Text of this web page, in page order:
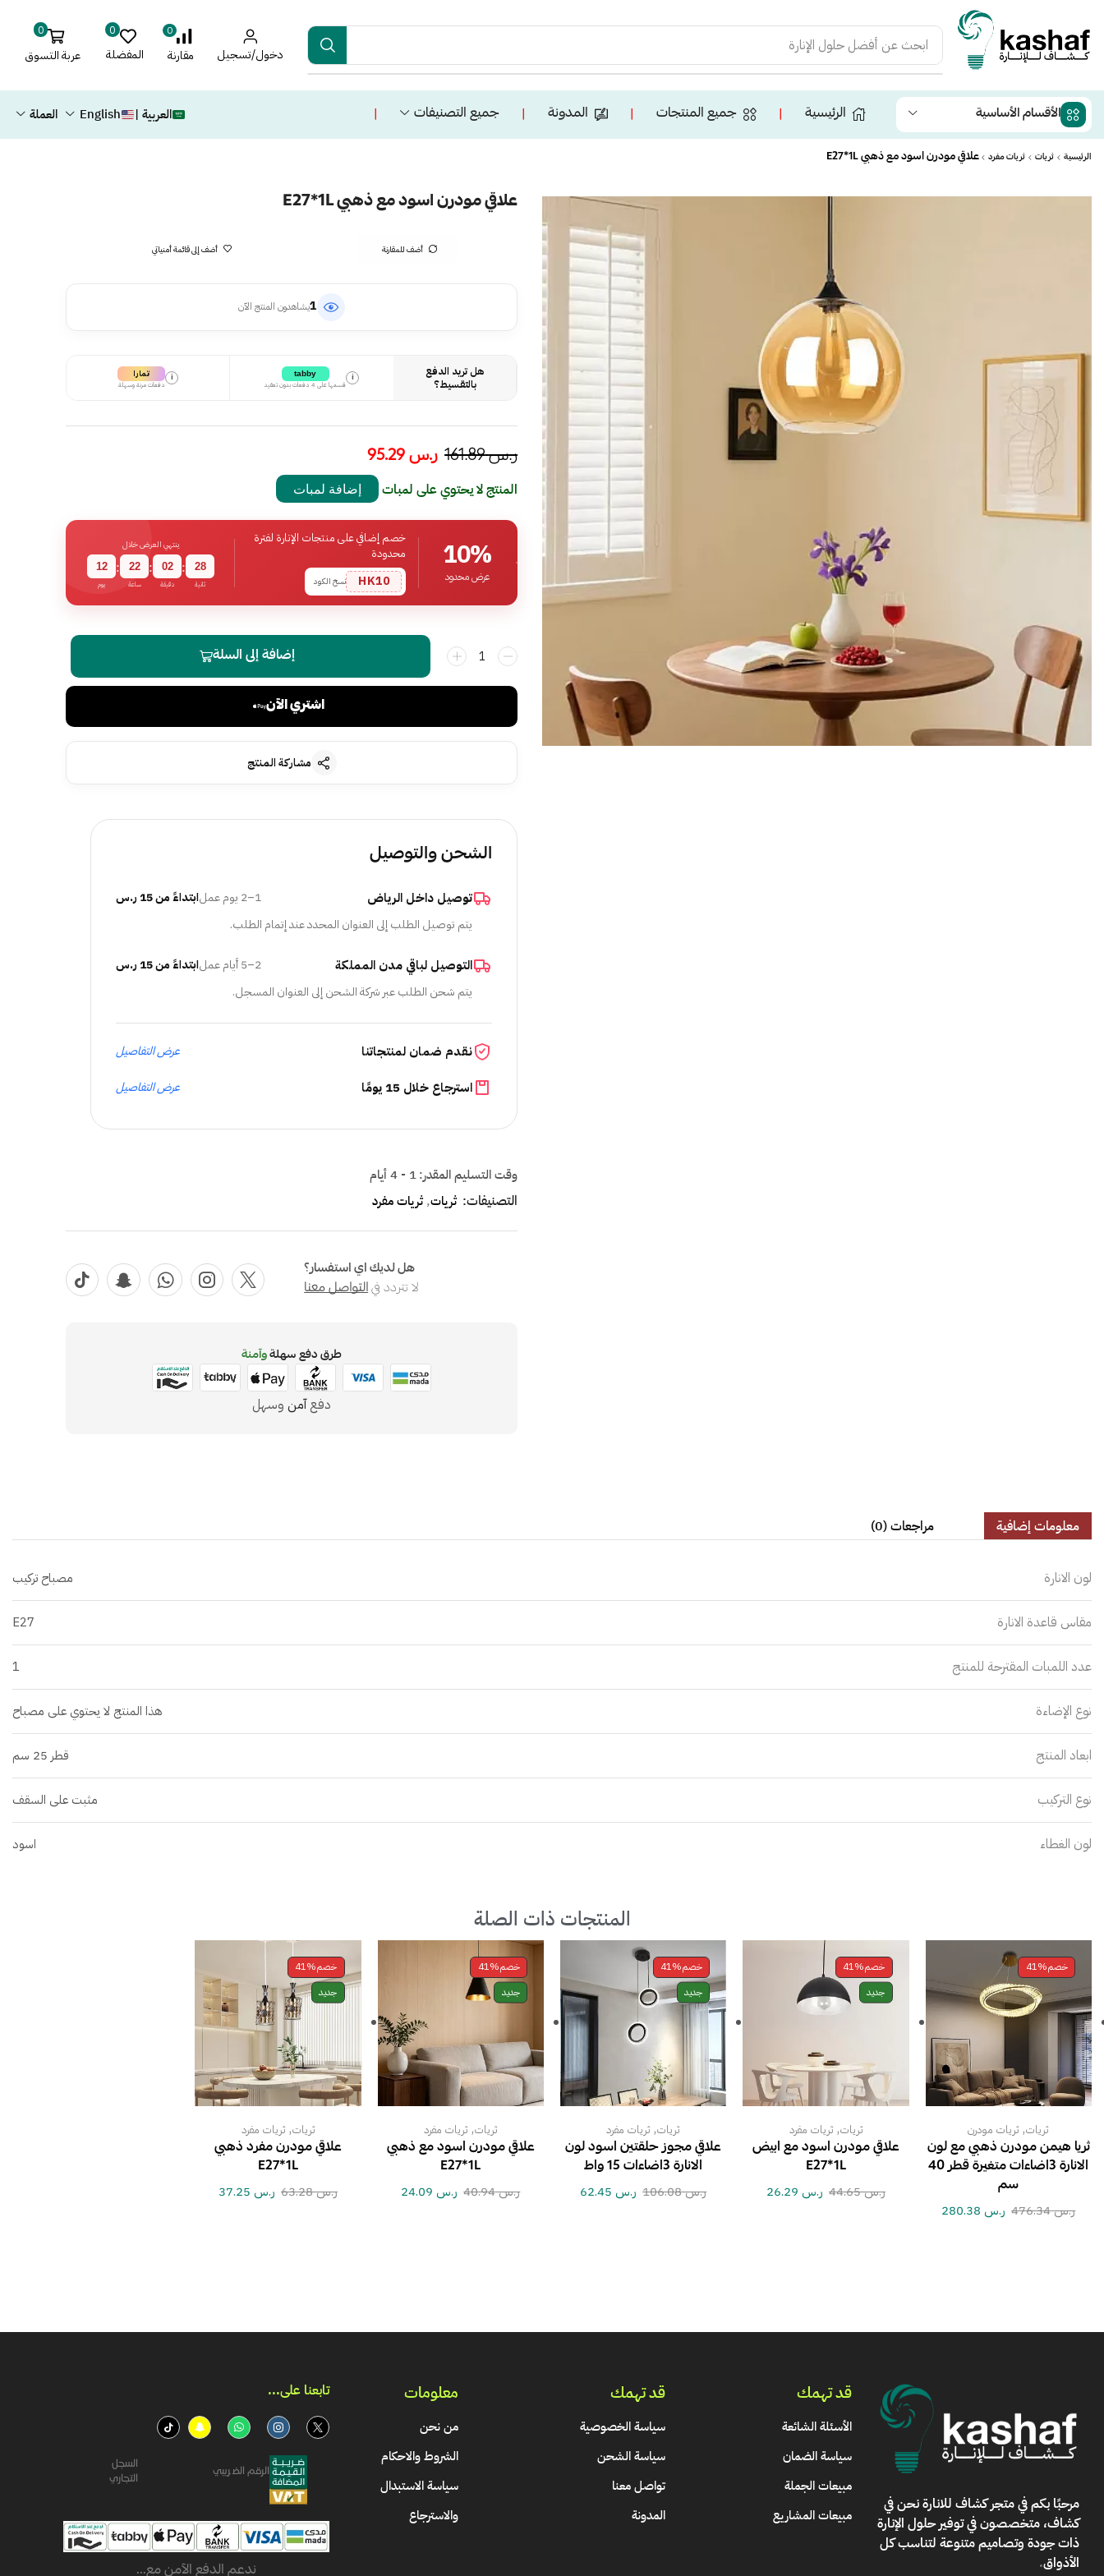
ابحث عن أفضل حلول الإنارة دخول/تسجيل
0
مقارنة
0
المفضلة
0
عربة التسوق
الأقسام الأساسية الرئيسية ❘ جميع المنتجات ❘ المدونة ❘ جميع التصنيفات ❘ العربية | English العملة
الرئيسية ثريات ثريات مفرد علاقي مودرن اسود مع ذهبي E27*1L
علاقي مودرن اسود مع ذهبي E27*1L
أضف للمقارنة أضف إلى قائمة أمنياتي
1يشاهدون المنتج الآن
هل تريد الدفع
بالتقسيط؟
i
tabby
قسمها على 4 دفعات بدون تعقيد
i تمارا
دفعات مرنة وسهلة
ر.س161.89 ر.س95.29
المنتج لا يحتوي على لمبات إضافة لمبات
10%
عرض محدود
خصم إضافي على منتجات الإنارة لفترة
محدودة
HK10 نسخ الكود
ينتهي العرض خلال
12
يوم
: 22
ساعة
: 02
دقيقة
: 27
ثانية
إضافة إلى السلة
اشتري الآن
مشاركة المنتج
الشحن والتوصيل
توصيل داخل الرياض 1–2 يوم عمل
ابتداءً من 15 ر.س
يتم توصيل الطلب إلى العنوان المحدد عند إتمام الطلب.
التوصيل لباقي مدن المملكة 2–5 أيام عمل
ابتداءً من 15 ر.س
يتم شحن الطلب عبر شركة الشحن إلى العنوان المسجل.
نقدم ضمان لمنتجاتنا عرض التفاصيل
استرجاع خلال 15 يومًا عرض التفاصيل
وقت التسليم المقدر:1 - 4 أيام
التصنيفات: ثريات, ثريات مفرد
هل لديك اي استفسار؟
لا تتردد فيالتواصل معنا
طرق دفع سهلةوآمنة
دفعآمنوسهل
معلومات إضافية مراجعات (0)
لون الانارة مصباح تركيب
مقاس قاعدة الانارة E27
عدد اللمبات المقترحة للمنتج 1
نوع الإضاءة هذا المنتج لا يحتوي على مصباح
ابعاد المنتج قطر 25 سم
نوع التركيب مثبت على السقف
لون الغطاء اسود
المنتجات ذات الصلة
خصم41%
ثريات, ثريات مودرن
ثريا هيمن مودرن ذهبي مع لون
الانارة 3اضاءات متغيرة قطر 40
سم
ر.س476.34 ر.س
خصم41%
جديد
ثريات, ثريات مفرد
علاقي مودرن اسود مع ابيض
E27*1L
ر.س44.65 ر.س
خصم41%
جديد
ثريات, ثريات مفرد
علاقي مجوز حلقتين اسود لون
الانارة 3اضاءات 15 واط
ر.س106.08 ر.س
خصم41%
جديد
ثريات, ثريات مفرد
علاقي مودرن اسود مع ذهبي
E27*1L
ر.س40.94 ر.س
خصم41%
جديد
ثريات, ثريات مفرد
علاقي مودرن مفرد ذهبي
E27*1L
ر.س63.28 ر.س
مرحبًا بكم فيمتجر كشاف للانارةنحن في
كشاف، متخصصون في توفير حلول الإنارة
ذات جودة وتصاميم متنوعة لتناسب كل
الأذواق.
قد تهمك
الأسئلة الشائعة
سياسة الضمان
مبيعات الجملة
مبيعات المشاريع
قد تهمك
سياسة الخصوصية
سياسة الشحن
تواصل معنا
المدونة
معلومات
من نحن
الشروط والاحكام
سياسة الاستبدال
والاسترجاع
تابعنا على...​
الرقم الضريبي
السجل
التجاري
ندعم الدفع الآمن مع...